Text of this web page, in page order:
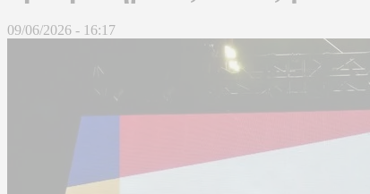
09/06/2026 - 16:17